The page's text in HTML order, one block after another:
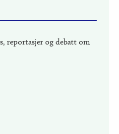
reportasjer og debatt om